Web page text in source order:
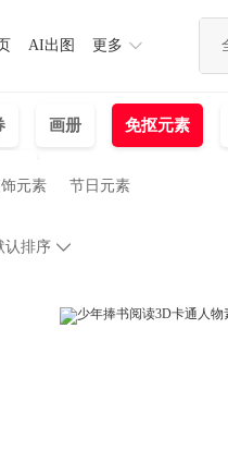
AI出图 更多
画册 免抠元素
元素 节日元素
认排序 